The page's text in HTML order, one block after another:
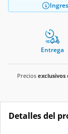
Entrega
Precios exclusivos
Detalles del